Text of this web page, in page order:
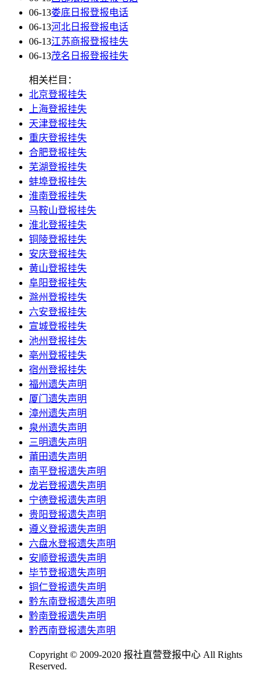
06-13娄底日报登报电话
06-13河北日报登报电话
06-13江苏商报登报挂失
06-13茂名日报登报挂失
相关栏目：
北京登报挂失
上海登报挂失
天津登报挂失
重庆登报挂失
合肥登报挂失
芜湖登报挂失
蚌埠登报挂失
淮南登报挂失
马鞍山登报挂失
淮北登报挂失
铜陵登报挂失
安庆登报挂失
黄山登报挂失
阜阳登报挂失
滁州登报挂失
六安登报挂失
宣城登报挂失
池州登报挂失
亳州登报挂失
宿州登报挂失
福州遗失声明
厦门遗失声明
漳州遗失声明
泉州遗失声明
三明遗失声明
莆田遗失声明
南平登报遗失声明
龙岩登报遗失声明
宁德登报遗失声明
贵阳登报遗失声明
遵义登报遗失声明
六盘水登报遗失声明
安顺登报遗失声明
毕节登报遗失声明
铜仁登报遗失声明
黔东南登报遗失声明
黔南登报遗失声明
黔西南登报遗失声明
Copyright © 2009-2020 报社直营登报中心 All Rights
Reserved.